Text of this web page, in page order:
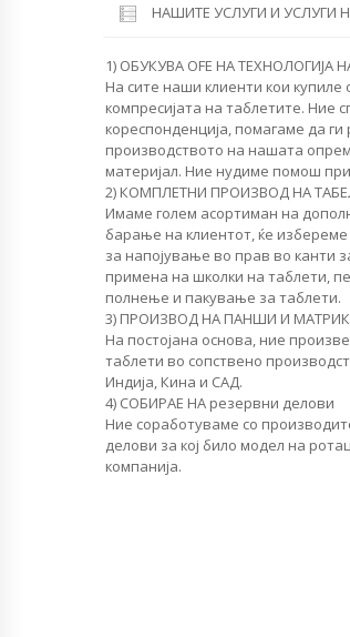
НАШИТЕ УСЛУГИ И УСЛУГИ
1) ОБУКУВА OFЕ НА ТЕХНОЛОГИЈА
На сите наши клиенти кои
компресијата на таблетите. Ние
кореспонденција, помагаме да
производството на нашата
материјал. Ние нудиме помош
2) КОМПЛЕТНИ ПРОИЗВОД НА
Имаме голем асортиман на
барање на клиентот, ќе
за напојување во прав во канти
примена на школки на таблети,
полнење и пакување за таблети.
3) ПРОИЗВОД НА ПАНШИ И
На постојана основа, ние
таблети во сопствено
Индија, Кина и САД.
4) СОБИРАЕ НА резервни делови
Ние соработуваме со
делови за кој било модел на
компанија.